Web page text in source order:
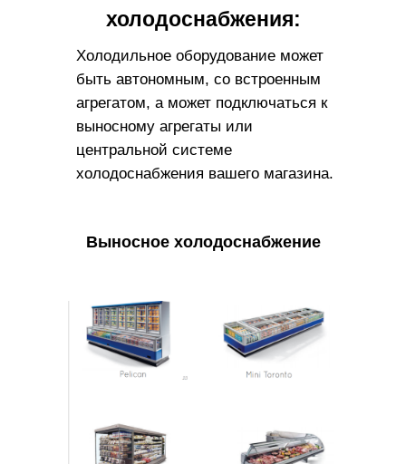
Выносное холодоснабжение
холодоснабжения:
Холодильное оборудование может
быть автономным, со встроенным
агрегатом, а может подключаться к
выносному агрегаты или
центральной системе
холодоснабжения вашего магазина.